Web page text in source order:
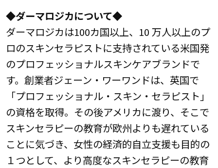
◆ダーマロジカについて◆
ダーマロジカは100カ国以上、10 万人以上のプ
ロのスキンセラピストに支持されている米国発
のプロフェッショナルスキンケアブランドで
す。創業者ジェーン・ワーワンドは、英国で
「プロフェッショナル・スキン・セラピスト」
の資格を取得。その後アメリカに渡り、そこで
スキンセラピーの教育が欧州よりも遅れている
ことに気づき、女性の経済的自立支援も目的の
１つとして、より高度なスキンセラピーの教育